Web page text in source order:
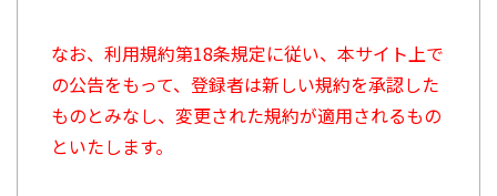
なお、利用規約第18条規定に従い、本サイト上で
の公告をもって、登録者は新しい規約を承認した
ものとみなし、変更された規約が適用されるもの
といたします。